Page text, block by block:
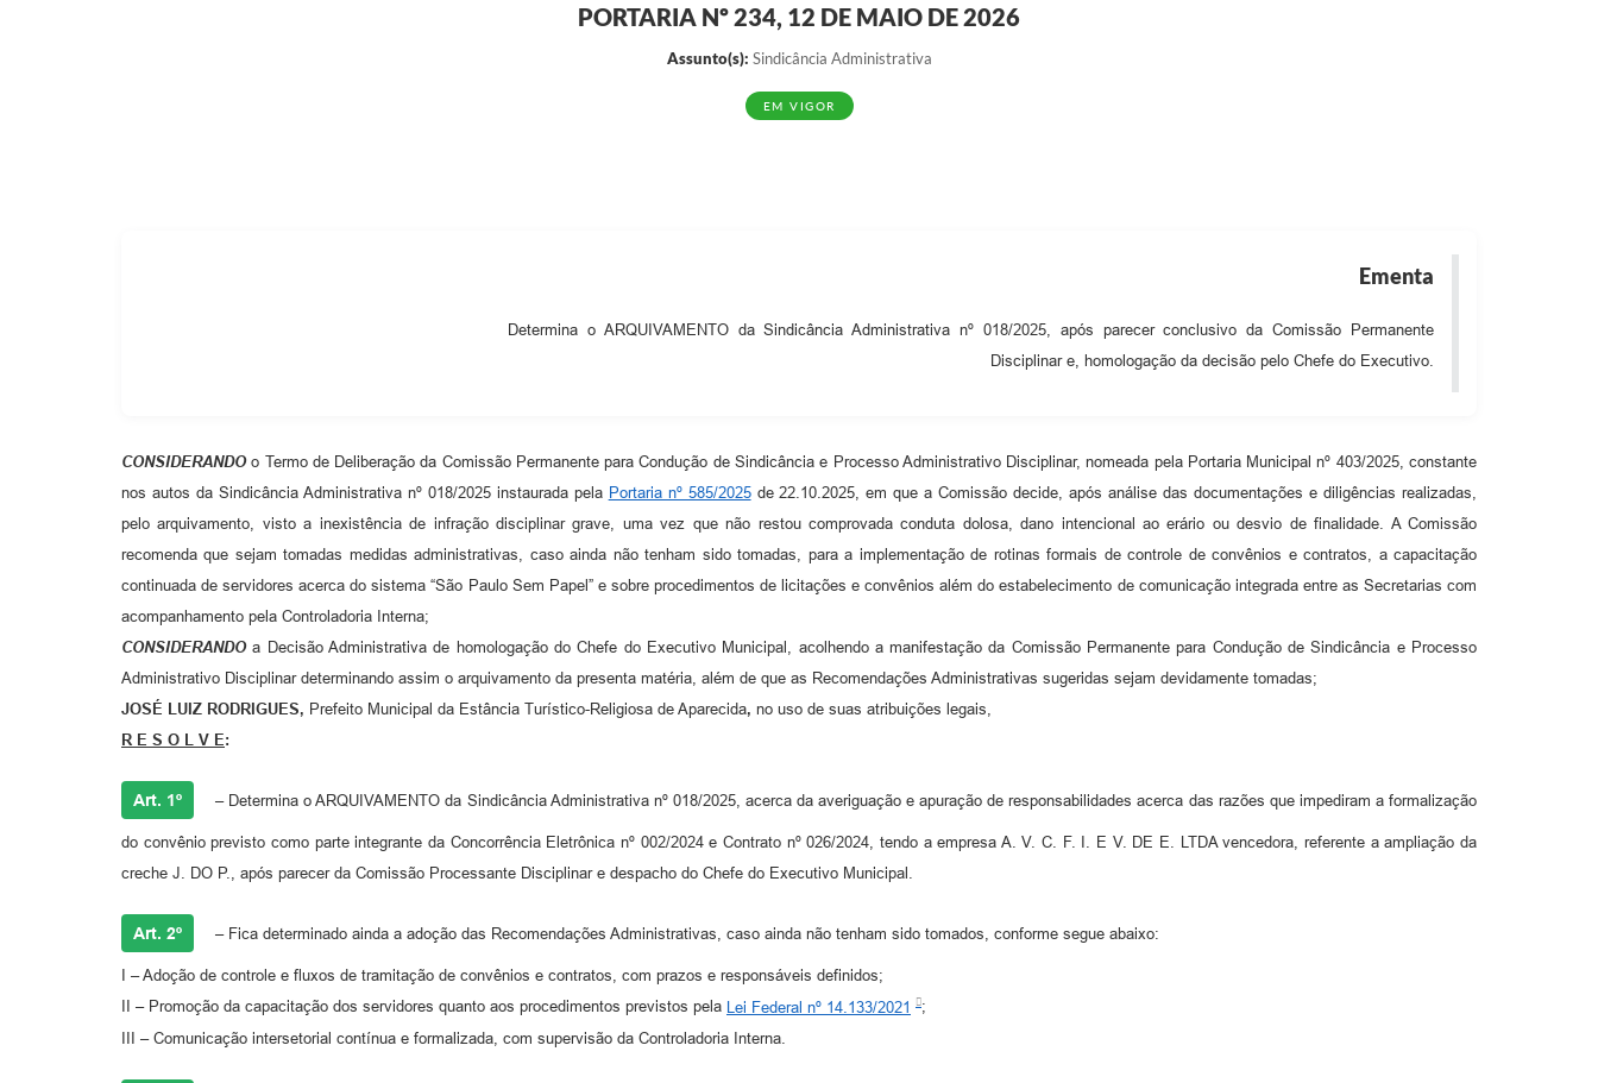
EDITAIS
PORTARIA Nº 234, 12 DE MAIO DE 2026
Assunto(s): Sindicância Administrativa
EM VIGOR
Ementa
Determina o ARQUIVAMENTO da Sindicância Administrativa nº 018/2025, após parecer conclusivo da Comissão Permanente
Disciplinar e, homologação da decisão pelo Chefe do Executivo.
CONSIDERANDOo Termo de Deliberação da Comissão Permanente para Condução de Sindicância e Processo Administrativo Disciplinar, nomeada pela Portaria Municipal nº 403/2025, constante
nos autos da Sindicância Administrativa nº 018/2025 instaurada pela Portaria nº 585/2025de 22.10.2025, em que a Comissão decide, após análise das documentações e diligências realizadas,
pelo arquivamento, visto a inexistência de infração disciplinar grave, uma vez que não restou comprovada conduta dolosa, dano intencional ao erário ou desvio de finalidade. A Comissão
recomenda que sejam tomadas medidas administrativas, caso ainda não tenham sido tomadas, para a implementação de rotinas formais de controle de convênios e contratos, a capacitação
continuada de servidores acerca do sistema “São Paulo Sem Papel” e sobre procedimentos de licitações e convênios além do estabelecimento de comunicação integrada entre as Secretarias com
acompanhamento pela Controladoria Interna;
CONSIDERANDOa Decisão Administrativa de homologação do Chefe do Executivo Municipal, acolhendo a manifestação da Comissão Permanente para Condução de Sindicância e Processo
Administrativo Disciplinar determinando assim o arquivamento da presenta matéria, além de que as Recomendações Administrativas sugeridas sejam devidamente tomadas;
JOSÉ LUIZ RODRIGUES, Prefeito Municipal da Estância Turístico-Religiosa de Aparecida, no uso de suas atribuições legais,
R E S O L V E:
Art. 1º – Determina o ARQUIVAMENTO da Sindicância Administrativa nº 018/2025, acerca da averiguação e apuração de responsabilidades acerca das razões que impediram a formalização
do convênio previsto como parte integrante da Concorrência Eletrônica nº 002/2024 e Contrato nº 026/2024, tendo a empresa A. V. C. F. I. E V. DE E. LTDA vencedora, referente a ampliação da
creche J. DO P., após parecer da Comissão Processante Disciplinar e despacho do Chefe do Executivo Municipal.
Art. 2º –Fica determinado ainda a adoção das Recomendações Administrativas, caso ainda não tenham sido tomados, conforme segue abaixo:
I – Adoção de controle e fluxos de tramitação de convênios e contratos, com prazos e responsáveis definidos;
II – Promoção da capacitação dos servidores quanto aos procedimentos previstos pela Lei Federal nº 14.133/2021
;
III – Comunicação intersetorial contínua e formalizada, com supervisão da Controladoria Interna.